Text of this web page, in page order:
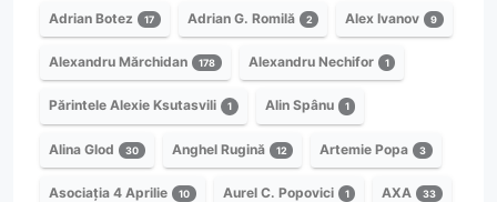
Adrian Botez 17 Adrian G. Romilă 2 Alex Ivanov 9
Alexandru Mărchidan 178 Alexandru Nechifor 1
Părintele Alexie Ksutasvili 1 Alin Spânu 1
Alina Glod 30 Anghel Rugină 12 Artemie Popa 3
Asociația 4 Aprilie 10 Aurel C. Popovici 1 AXA 33